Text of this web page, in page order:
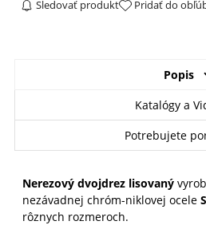
Sledovať produkt Pridať do
Popis
Katalógy a
Potrebujete
Nerezový dvojdrez lisovaný
nezávadnej chróm-niklovej ocele
rôznych rozmeroch.